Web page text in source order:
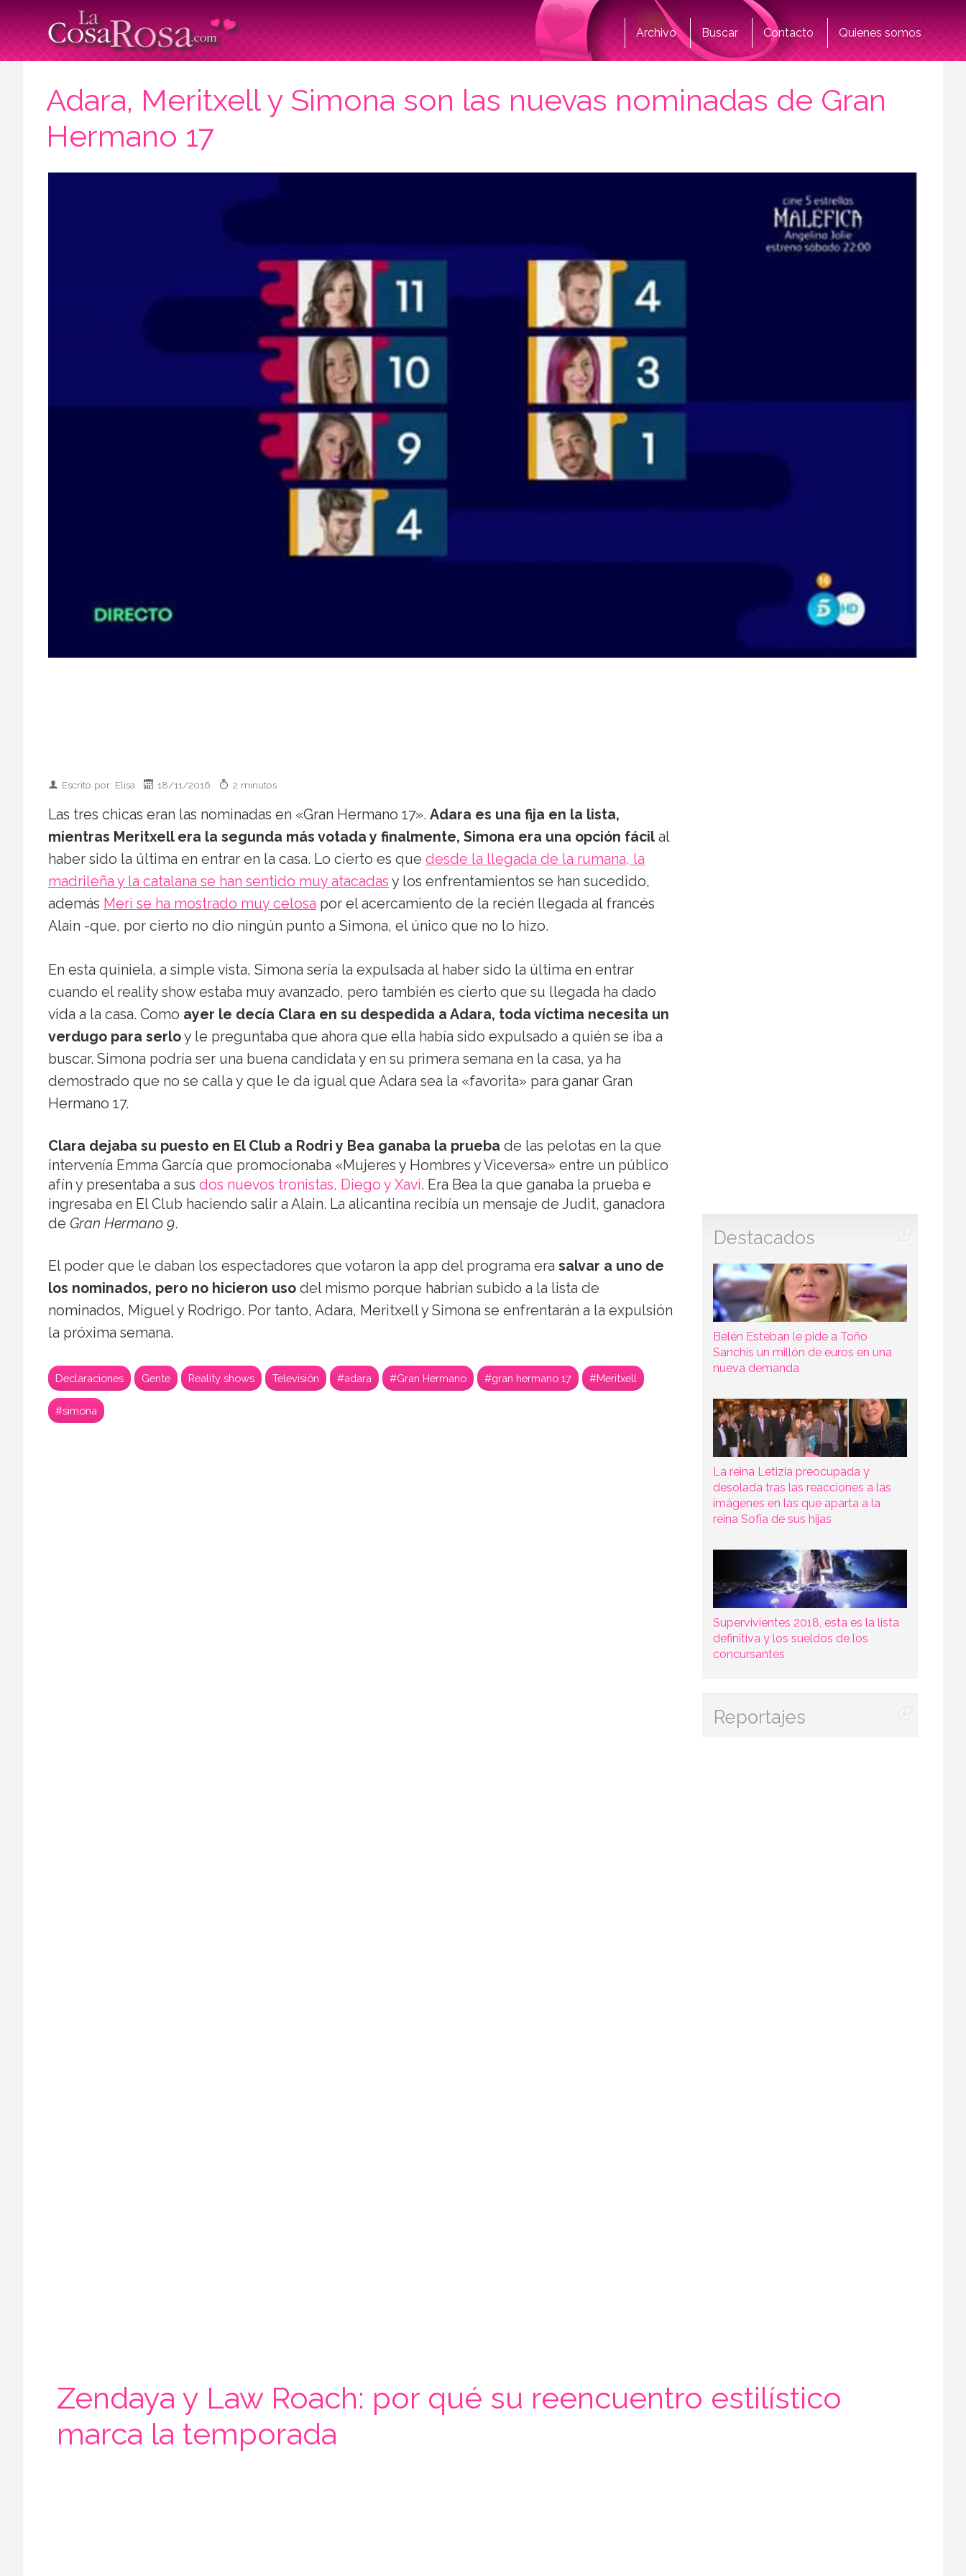
Archivo Buscar Contacto Quienes somos
Adara, Meritxell y Simona son las nuevas nominadas de Gran
Hermano 17
Escrito por: Elisa 18/11/2016 2 minutos
Las tres chicas eran las nominadas en «Gran Hermano 17». Adara es una fija en la lista,
mientras Meritxell era la segunda más votada y finalmente, Simona era una opción fácil al
haber sido la última en entrar en la casa. Lo cierto es que desde la llegada de la rumana, la
madrileña y la catalana se han sentido muy atacadas y los enfrentamientos se han sucedido,
además Meri se ha mostrado muy celosa por el acercamiento de la recién llegada al francés
Alain -que, por cierto no dio ningún punto a Simona, el único que no lo hizo.
En esta quiniela, a simple vista, Simona sería la expulsada al haber sido la última en entrar
cuando el reality show estaba muy avanzado, pero también es cierto que su llegada ha dado
vida a la casa. Como ayer le decía Clara en su despedida a Adara, toda víctima necesita un
verdugo para serloy le preguntaba que ahora que ella había sido expulsado a quién se iba a
buscar. Simona podría ser una buena candidata y en su primera semana en la casa, ya ha
demostrado que no se calla y que le da igual que Adara sea la «favorita» para ganar Gran
Hermano 17.
Clara dejaba su puesto en El Club a Rodri y Bea ganaba la prueba de las pelotas en la que
intervenía Emma García que promocionaba «Mujeres y Hombres y Viceversa» entre un público
afín y presentaba a sus dos nuevos tronistas, Diego y Xavi. Era Bea la que ganaba la prueba e
ingresaba en El Club haciendo salir a Alain. La alicantina recibía un mensaje de Judit, ganadora
de Gran Hermano 9.
El poder que le daban los espectadores que votaron la app del programa era salvar a uno de
los nominados, pero no hicieron uso del mismo porque habrían subido a la lista de
nominados, Miguel y Rodrigo. Por tanto, Adara, Meritxell y Simona se enfrentarán a la expulsión
la próxima semana.
Declaraciones Gente Reality shows Televisión #adara #Gran Hermano #gran hermano 17 #Meritxell
#simona
Destacados
Belén Esteban le pide a Toño
Sanchís un millón de euros en una
nueva demanda
La reina Letizia preocupada y
desolada tras las reacciones a las
imágenes en las que aparta a la
reina Sofía de sus hijas
Supervivientes 2018, esta es la lista
definitiva y los sueldos de los
concursantes
Reportajes
Zendaya y Law Roach: por qué su reencuentro estilístico
marca la temporada